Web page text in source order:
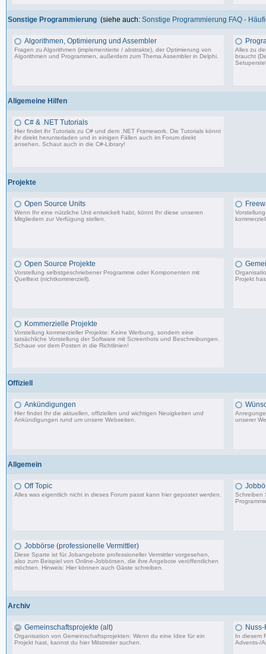
Sonstige Programmierung (siehe auch: Sonstige Programmierung FAQ -
Algorithmen, Optimierung und Assembler
Fragen zu Algorithmen (implementierte / abstrakte), der Optimierung von
Algorithmen und Programmen, außerdem zum Thema Assembler in Delphi.
Alles zu
braucht
Allgemeine Hilfen
C# & .NET Tutorials
Hier findet ihr Tutorials zu C# und dem .NET Framework. Die Tutorials könnt
ihr direkt herunterladen und in einigen Fällen auch im Forum direkt
ansehen. Schaut auch in dieC#-Library!
Projekte
Open Source Units
Wenn Ihr eine nützliche Unit entwickelt habt, könnt Ihr diese unseren
Mitgliedern zur Verfügung stellen.
Open Source Projekte
Vorstellung selbstgeschriebener Programme oder Komponenten mit
Quelltext (nichtkommerziell).
Projekt
Kommerzielle Projekte
Vorstellung kommerzieller Projekte: Keine Werbung, sondern eine
tatsächliche Vorstellung der Software mit Screenhots und Beschreibungen.
Schaue vor dem Posten in die Richtlinien!
Offiziell
Ankündigungen
Hier findet Ihr die aktuellen, offiziellen und wichtigen Neuigkeiten und
Ankündigungen rund um unsere Webseiten.
unserer
Allgemein
Off Topic
Alles was eigentlich nicht in dieses Forum passt kann hier gepostet werden.
Schreiben
Jobbörse (professionelle Vermittler)
Diese Sparte ist für Jobangebote professioneller Vermittler vorgesehen,
also zum Beispiel von Online-Jobbörsen, die ihre Angebote veröffentlichen
möchten. Hinweis: Hier können auch Gäste schreiben.
Archiv
Gemeinschaftsprojekte (alt)
Organisation von Gemeinschaftsprojekten: Wenn du eine Idee für ein
Projekt hast, kannst du hier Mitstreiter suchen.
Nuss-
In diesem
Advents-/